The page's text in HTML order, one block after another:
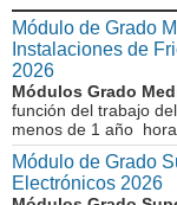
Módulo de Grado
Instalaciones de
2026
Módulos Grado
función del trabajo
menos de 1 año
Módulo de Grado
Electrónicos 2026